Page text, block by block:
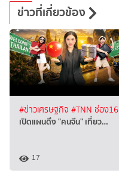
ข่าวที่เกี่ยวข้อง
#ข่าวเศรษฐกิจ #TNN ช่อง16
เปิดแผนดึง "คนจีน" เที่ยว…
17